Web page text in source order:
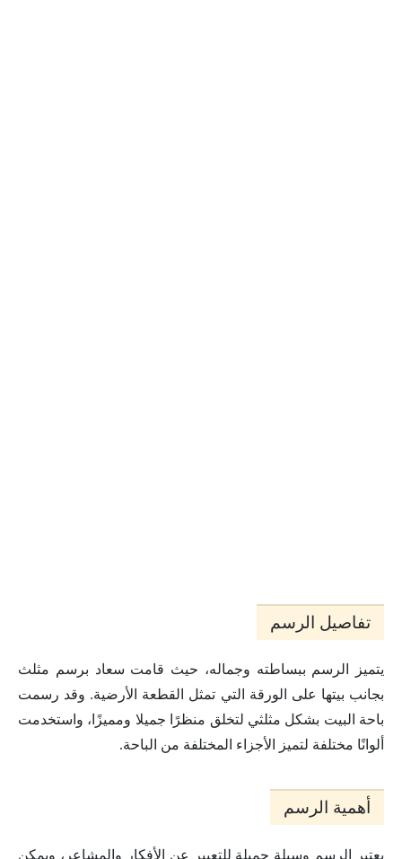
تفاصيل الرسم
يتميز الرسم ببساطته وجماله، حيث قامت سعاد برسم مثلث
بجانب بيتها على الورقة التي تمثل القطعة الأرضية. وقد رسمت
باحة البيت بشكل مثلثي لتخلق منظرًا جميلا ومميزًا، واستخدمت
ألوانًا مختلفة لتميز الأجزاء المختلفة من الباحة.
أهمية الرسم
يعتبر الرسم وسيلة جميلة للتعبير عن الأفكار والمشاعر، ويمكن